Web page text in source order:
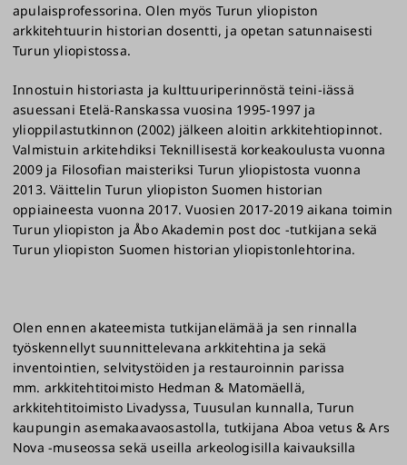
apulaisprofessorina. Olen myös Turun yliopiston
arkkitehtuurin historian dosentti, ja opetan satunnaisesti
Turun yliopistossa.
Innostuin historiasta ja kulttuuriperinnöstä teini-iässä
asuessani Etelä-Ranskassa vuosina 1995-1997 ja
ylioppilastutkinnon (2002) jälkeen aloitin arkkitehtiopinnot.
Valmistuin arkitehdiksi Teknillisestä korkeakoulusta vuonna
2009 ja Filosofian maisteriksi Turun yliopistosta vuonna
2013. Väittelin Turun yliopiston Suomen historian
oppiaineesta vuonna 2017. Vuosien 2017-2019 aikana toimin
Turun yliopiston ja Åbo Akademin post doc -tutkijana sekä
Turun yliopiston Suomen historian yliopistonlehtorina.
Olen ennen akateemista tutkijanelämää ja sen rinnalla
työskennellyt suunnittelevana arkkitehtina ja sekä
inventointien, selvitystöiden ja restauroinnin parissa
mm. arkkitehtitoimisto Hedman & Matomäellä,
arkkitehtitoimisto Livadyssa, Tuusulan kunnalla, Turun
kaupungin asemakaavaosastolla, tutkijana Aboa vetus & Ars
Nova -museossa sekä useilla arkeologisilla kaivauksilla